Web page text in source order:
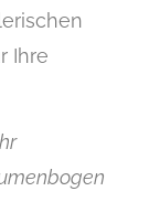
Ihre